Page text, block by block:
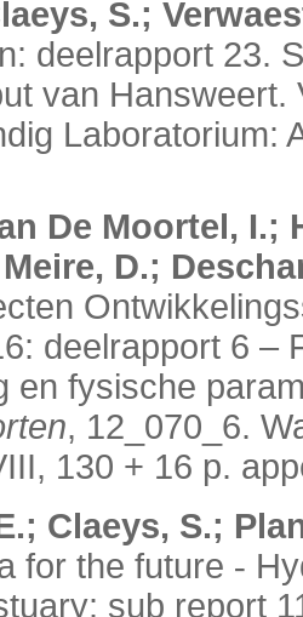
S.;
deelrapport 23.
van
Laboratorium:
De Moortel, I.;
D.;
deelrapport 6 –
en fysische
, 12_070_6.
130 + 16 p.
Claeys, S.;
for the future ‐
sub report